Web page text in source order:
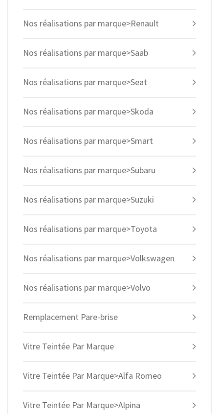
Nos réalisations par marque>Renault
Nos réalisations par marque>Saab
Nos réalisations par marque>Seat
Nos réalisations par marque>Skoda
Nos réalisations par marque>Smart
Nos réalisations par marque>Subaru
Nos réalisations par marque>Suzuki
Nos réalisations par marque>Toyota
Nos réalisations par marque>Volkswagen
Nos réalisations par marque>Volvo
Remplacement Pare-brise
Vitre Teintée Par Marque
Vitre Teintée Par Marque>Alfa Romeo
Vitre Teintée Par Marque>Alpina